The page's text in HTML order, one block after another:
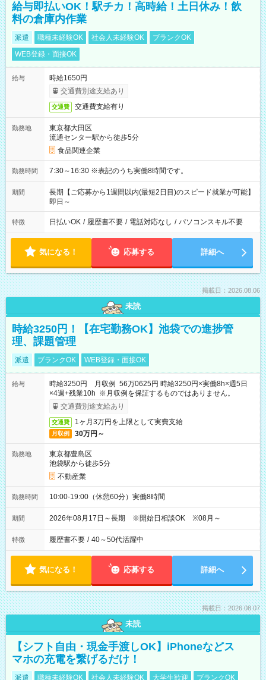
給与即払いOK！駅チカ！高時給！土日休み！飲
料の倉庫内作業
派遣 職種未経験OK 社会人未経験OK
ブランクOK
WEB登録・面接OK
給与
時給1650円
交通費別途支給あり
交通費 交通費支給有り
勤務地
東京都大田区
流通センター駅から徒歩5分
食品関連企業
勤務時間 7:30～16:30 ※表記のうち実働8時間です。
期間
長期【ご応募から1週間以内(最短2日目)のスピード就業が可能】
即日～
特徴 日払いOK / 履歴書不要 / 電話対応なし / パソコンスキル不要
気になる！ 応募する 詳細へ
掲載日：2026.08.06
未読
時給3250円！【在宅勤務OK】池袋での進捗管
理、課題管理
派遣 ブランクOK WEB登録・面接OK
給与
時給3250円 月収例 56万0625円 時給3250円×実働8h×週5日
×4週+残業10h ※月収例を保証するものではありません。
交通費別途支給あり
交通費 1ヶ月3万円を上限として実費支給
月収例 30万円～
勤務地
東京都豊島区
池袋駅から徒歩5分
不動産業
勤務時間 10:00-19:00（休憩60分）実働8時間
期間 2026年08月17日～長期 ※開始日相談OK ※08月～
特徴 履歴書不要 / 40～50代活躍中
気になる！ 応募する 詳細へ
掲載日：2026.08.07
未読
【シフト自由・現金手渡しOK】iPhoneなどス
マホの充電を繋げるだけ！
派遣 職種未経験OK 社会人未経験OK 大学生歓迎 ブランクOK